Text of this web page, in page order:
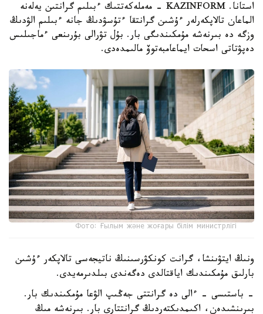
استانا. KAZINFORM - مەملەكەتتىك ءبىلىم گرانتىن يەلەنە
الماعان تالاپكەرلەر ءۇشىن گرانتقا ءتۇسۋدىڭ جانە ءبىلىم الۋدىڭ
وزگە دە بىرنەشە مۇمكىندىگى بار. بۇل تۋرالى بۇرىنعى ءماجىلىس
دەپۋتاتى اسحات ايماعامبەتوۆ مالىمدەدى.
Фото: Ғылым және жоғары білім министрлігі
ونىڭ ايتۋىنشا، گرانت كونكۋرسىنىڭ ناتيجەسى تالاپكەر ءۇشىن
بارلىق مۇمكىندىك اياقتالدى دەگەندى بىلدىرمەيدى.
- باستىسى - ءالى دە گرانتتى جەڭىپ الۋعا مۇمكىندىك بار.
بىرىنشىدەن، اكىمدىكتەردىڭ گرانتتارى بار. بىرنەشە مىڭ